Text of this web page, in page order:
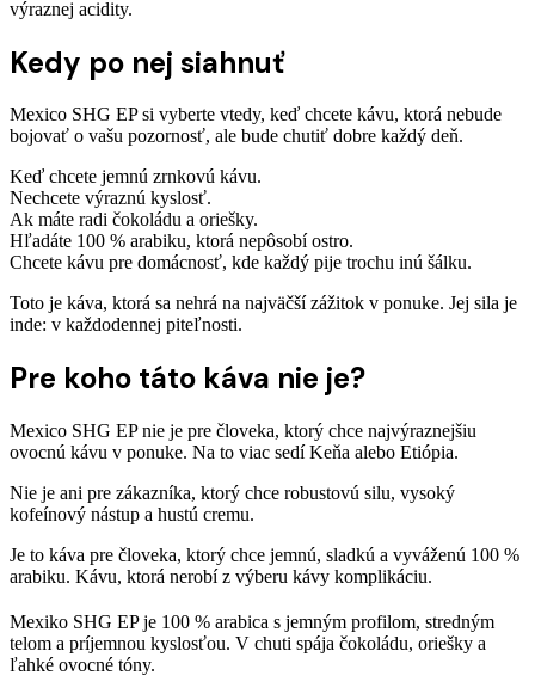
výraznej acidity.
Kedy po nej siahnuť
Mexico SHG EP si vyberte vtedy, keď chcete kávu, ktorá nebude
bojovať o vašu pozornosť, ale bude chutiť dobre každý deň.
Keď chcete jemnú zrnkovú kávu.
Nechcete výraznú kyslosť.
Ak máte radi čokoládu a oriešky.
Hľadáte 100 % arabiku, ktorá nepôsobí ostro.
Chcete kávu pre domácnosť, kde každý pije trochu inú šálku.
Toto je káva, ktorá sa nehrá na najväčší zážitok v ponuke. Jej sila je
inde: v každodennej piteľnosti.
Pre koho táto káva nie je?
Mexico SHG EP nie je pre človeka, ktorý chce najvýraznejšiu
ovocnú kávu v ponuke. Na to viac sedí Keňa alebo Etiópia.
Nie je ani pre zákazníka, ktorý chce robustovú silu, vysoký
kofeínový nástup a hustú cremu.
Je to káva pre človeka, ktorý chce jemnú, sladkú a vyváženú 100 %
arabiku. Kávu, ktorá nerobí z výberu kávy komplikáciu.
Mexiko SHG EP je 100 % arabica s jemným profilom, stredným
telom a príjemnou kyslosťou. V chuti spája čokoládu, oriešky a
ľahké ovocné tóny.